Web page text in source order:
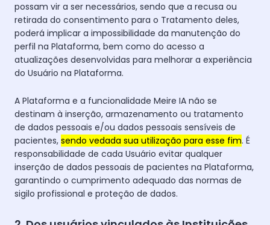
possam vir a ser necessários, sendo que a recusa ou
retirada do consentimento para o Tratamento deles,
poderá implicar a impossibilidade da manutenção do
perfil na Plataforma, bem como do acesso a
atualizações desenvolvidas para melhorar a experiência
do Usuário na Plataforma.
A Plataforma e a funcionalidade Meire IA não se
destinam à inserção, armazenamento ou tratamento
de dados pessoais e/ou dados pessoais sensíveis de
pacientes, sendo vedada sua utilização para esse fim. É
responsabilidade de cada Usuário evitar qualquer
inserção de dados pessoais de pacientes na Plataforma,
garantindo o cumprimento adequado das normas de
sigilo profissional e proteção de dados.